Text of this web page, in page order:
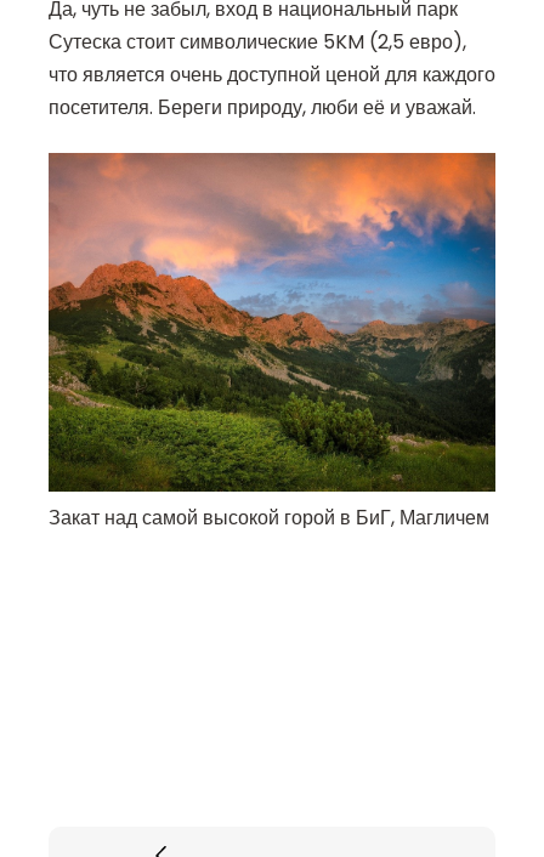
Да, чуть не забыл, вход в национальный парк
Сутеска стоит символические 5KM (2,5 евро),
что является очень доступной ценой для каждого
посетителя. Береги природу, люби её и уважай.
Закат над самой высокой горой в БиГ, Магличем